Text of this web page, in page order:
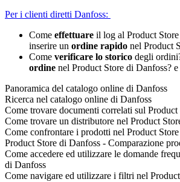
Per i clienti diretti Danfoss:
Come effettuare il log al Product
inserire un ordine rapido nel Product
Come verificare lo storico degli
ordine nel Product Store di Danfoss?
Panoramica del catalogo online di Danfoss
Ricerca nel catalogo online di Danfoss
Come trovare documenti correlati sul
Come trovare un distributore nel Product
Come confrontare i prodotti nel Product
Product Store di Danfoss - Comparazione
Come accedere ed utilizzare le domande
di Danfoss
Come navigare ed utilizzare i filtri nel